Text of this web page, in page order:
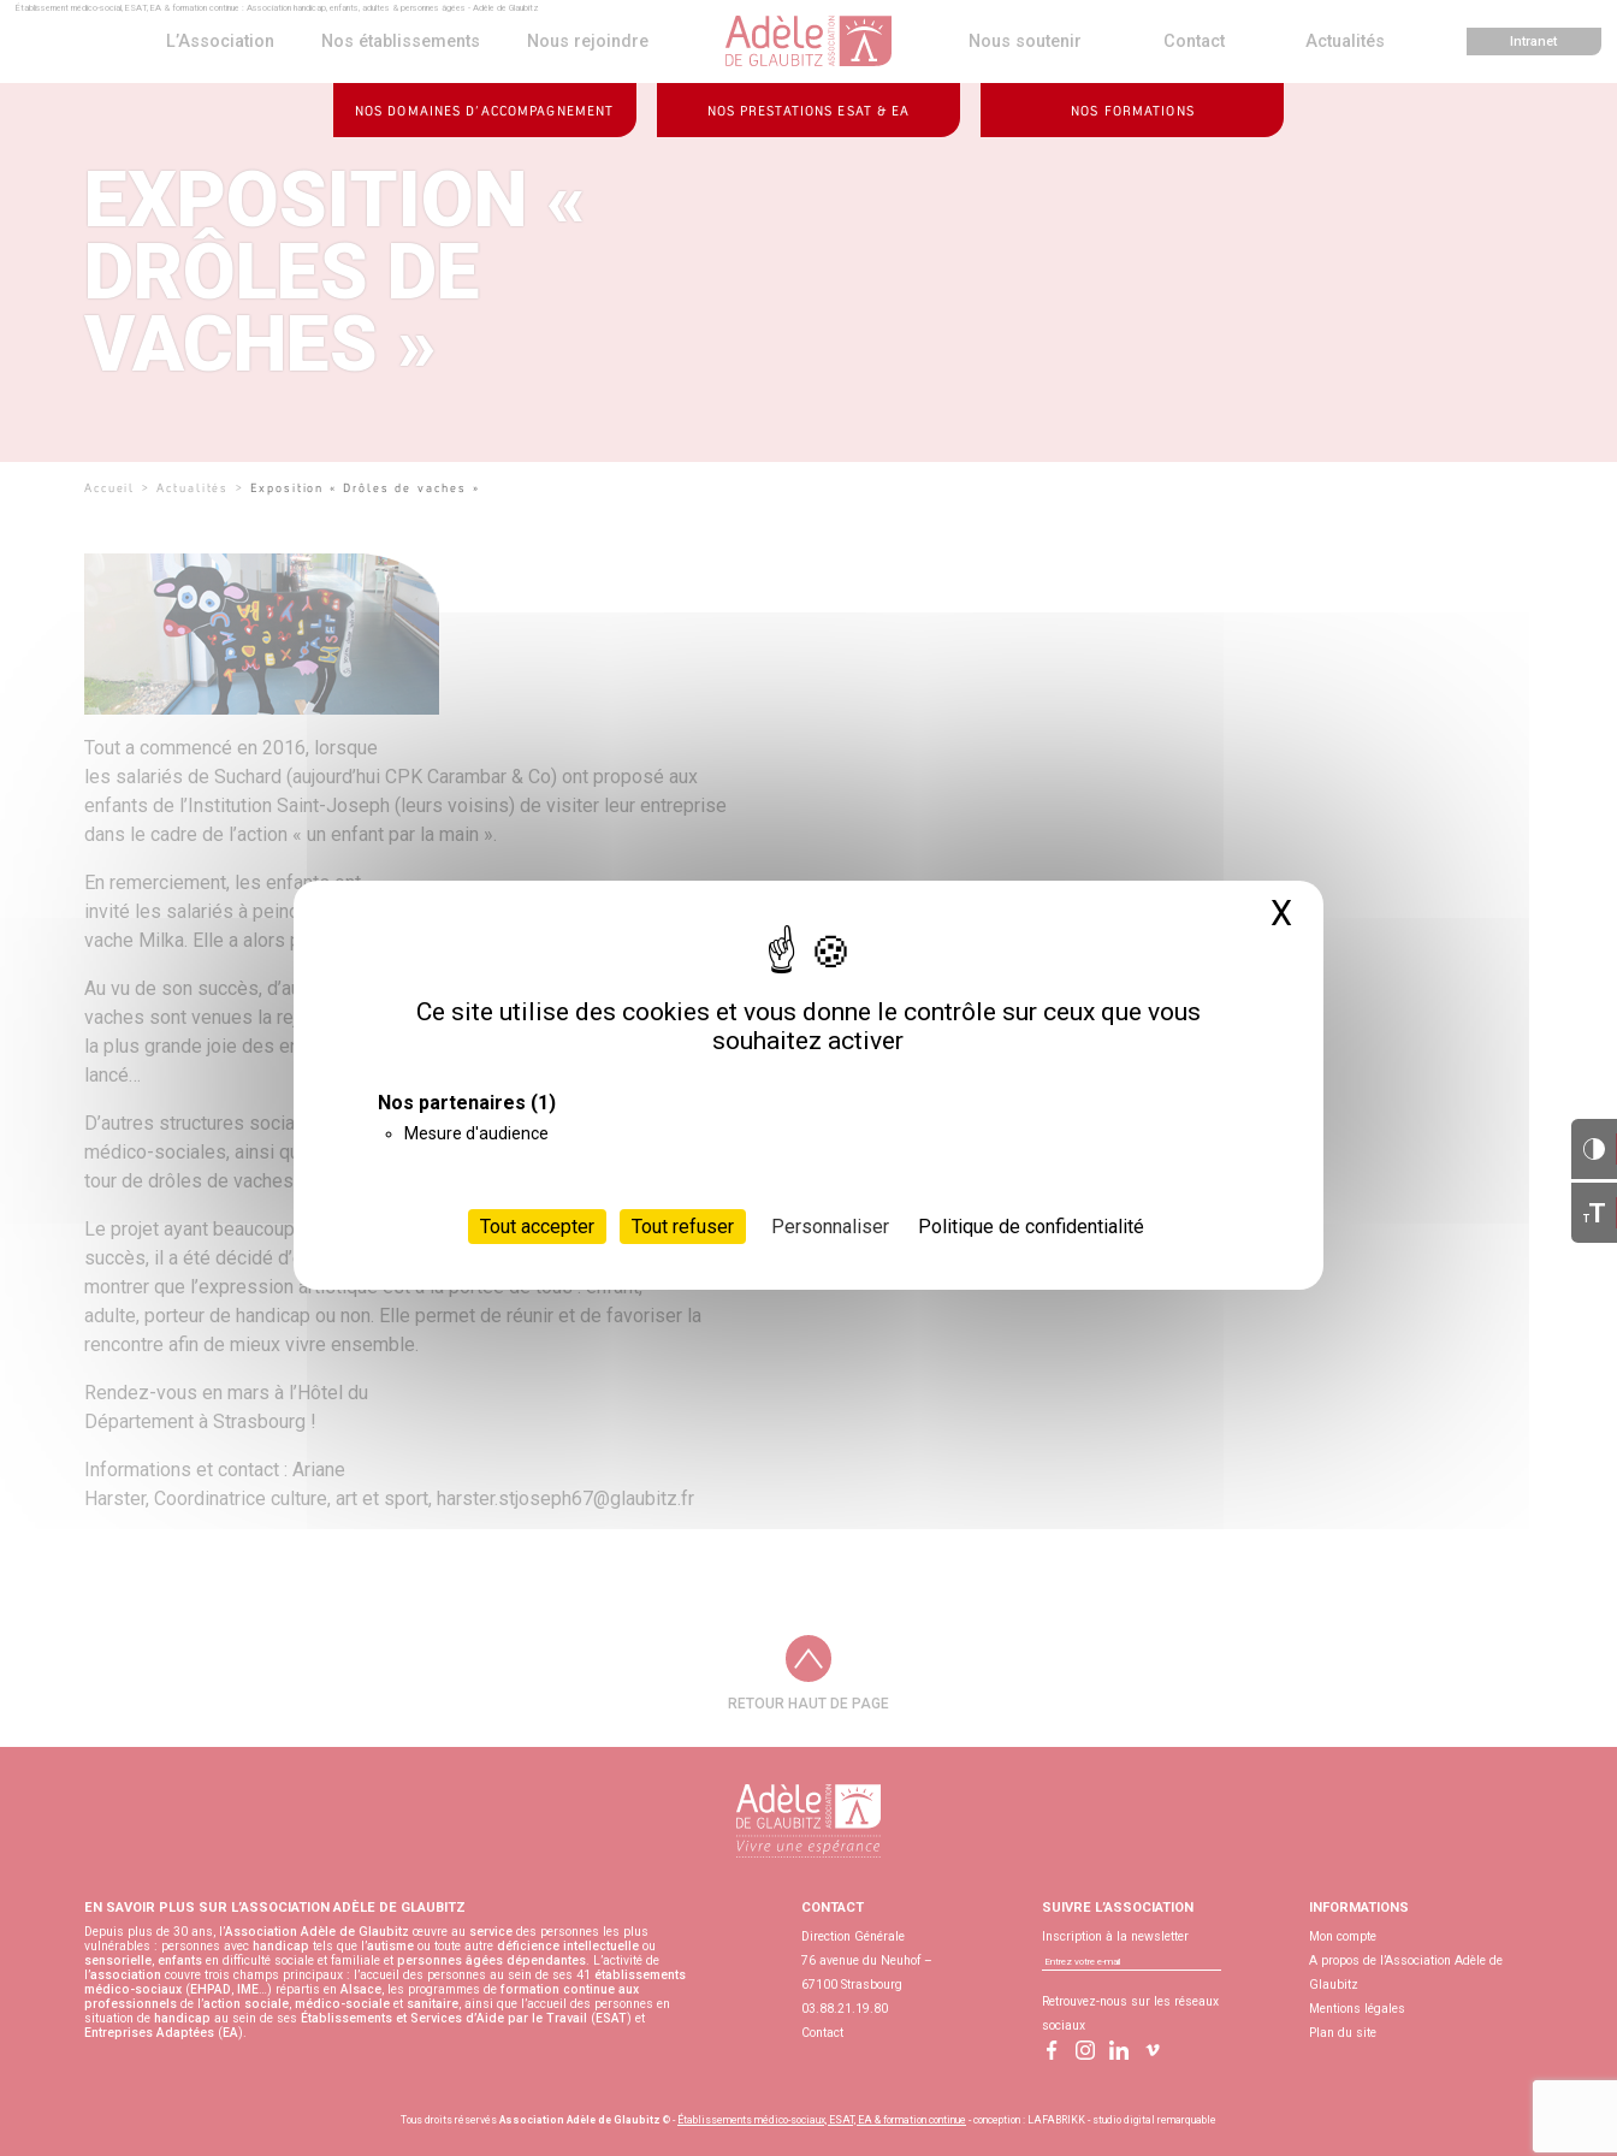
Panneau de gestion des cookies
Ce site utilise des cookies et vous donne le contrôle sur ceux que vous
souhaitez activer
Nos partenaires (1)
Mesure d'audience
Tout accepter Tout refuser Personnaliser Politique de confidentialité
X Masquer le
Établissement médico-social, ESAT, EA & formation continue : Association handicap, enfants, adultes & personnes âgées - Adèle de Glaubitz
TT
L’Association Nos établissements Nous rejoindre Nous soutenir Contact Actualités Intranet
NOS DOMAINES D’ACCOMPAGNEMENT NOS PRESTATIONS ESAT & EA NOS FORMATIONS
EXPOSITION «
DRÔLES DE
VACHES »
Accueil >Actualités > Exposition « Drôles de vaches »
Tout a commencé en 2016, lorsque
les salariés de Suchard (aujourd’hui CPK Carambar & Co) ont proposé aux
enfants de l’Institution Saint-Joseph (leurs voisins) de visiter leur entreprise
dans le cadre de l’action « un enfant par la main ».
En remerciement, les enfants ont
invité les salariés à peindre avec eux sur une vache en bois, clin d’œil à la
vache Milka. Elle a alors pris place dans le parc de l’Institution.
Au vu de son succès, d’autres
vaches sont venues la rejoindre, égaillant ainsi de taches de couleur le parc pour
la plus grande joie des enfants. Le thème « Drôles de vaches » était
lancé…
D’autres structures sociales et
médico-sociales, ainsi que des écoles ont été sollicitées pour créer à leur
tour de drôles de vaches.
Le projet ayant beaucoup de
succès, il a été décidé d’en faire une exposition itinérante. L’objectif est de
montrer que l’expression artistique est à la portée de tous : enfant,
adulte, porteur de handicap ou non. Elle permet de réunir et de favoriser la
rencontre afin de mieux vivre ensemble.
Rendez-vous en mars à l’Hôtel du
Département à Strasbourg !
Informations et contact : Ariane
Harster, Coordinatrice culture, art et sport, harster.stjoseph67@glaubitz.fr
RETOUR HAUT DE PAGE
EN SAVOIR PLUS SUR L’ASSOCIATION ADÈLE DE GLAUBITZ
Depuis plus de 30 ans, l’Association Adèle de Glaubitz œuvre au servicedes personnes les plus
vulnérables : personnes avec handicap tels que l’autismeou toute autredéficience intellectuelle ou
sensorielle, enfants en difficulté sociale et familiale et personnes âgées dépendantes. L’activité de
l’association couvre trois champs principaux : l’accueil des personnes au sein de ses 41 établissements
médico-sociaux(EHPAD, IME…) répartis en Alsace, les programmes de formation continue aux
professionnelsde l’action sociale, médico-socialeet sanitaire, ainsi que l’accueil des personnes en
situation de handicap au sein de ses Établissements et Services d’Aide par le Travail (ESAT) et
Entreprises Adaptées(EA).
CONTACT
Direction Générale
76 avenue du Neuhof –
67100 Strasbourg
03.88.21.19.80
Contact
SUIVRE L’ASSOCIATION
Inscription à la newsletter
Retrouvez-nous sur les réseaux
sociaux
INFORMATIONS
Mon compte
A propos de l’Association Adèle de
Glaubitz
Mentions légales
Plan du site
Tous droits réservés Association Adèle de Glaubitz © - Établissements médico-sociaux, ESAT, EA & formation continue - conception : LAFABRIKK - studio digital remarquable